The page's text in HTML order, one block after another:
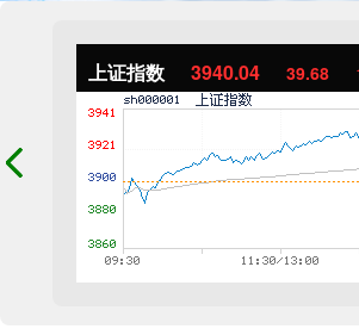
上证指数 3940.04 39.68